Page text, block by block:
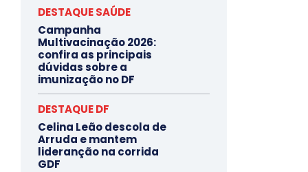
DESTAQUE SAÚDE
Campanha
Multivacinação 2026:
confira as principais
dúvidas sobre a
imunização no DF
DESTAQUE DF
Celina Leão descola de
Arruda e mantem
lideranção na corrida
GDF